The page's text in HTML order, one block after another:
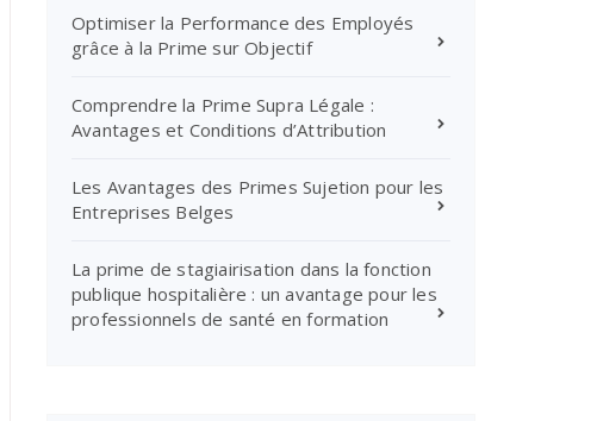
Optimiser la Performance des Employés
grâce à la Prime sur Objectif
Comprendre la Prime Supra Légale :
Avantages et Conditions d’Attribution
Les Avantages des Primes Sujetion pour les
Entreprises Belges
La prime de stagiairisation dans la fonction
publique hospitalière : un avantage pour les
professionnels de santé en formation